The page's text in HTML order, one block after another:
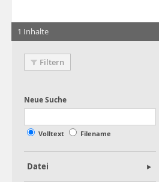
1 Inhalte
Filtern
Volltext Filename
Datei